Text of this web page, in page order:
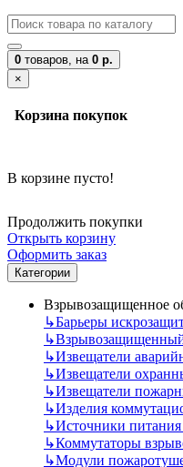
0 товаров, на 0 р.
×
Корзина покупок
В корзине пусто!
Продолжить покупки
Открыть корзину
Оформить заказ
Категории
Взрывозащищенное
↳Барьеры
↳
↳Извещатели
↳Извещатели
↳Извещатели
↳Изделия
↳Источники
↳Коммутаторы
↳Модули